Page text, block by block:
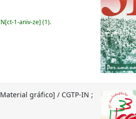
1-aniv-ze] (1).
gráfico] / CGTP-IN ;